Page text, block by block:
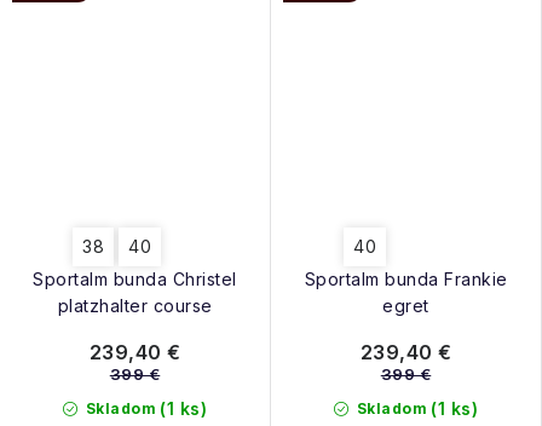
Sportalm bunda Christel
platzhalter course
38 40
Skladom (1 ks)
239,40 €
399 €
Sportalm bunda Frankie
egret
40
Skladom (1 ks)
239,40 €
399 €